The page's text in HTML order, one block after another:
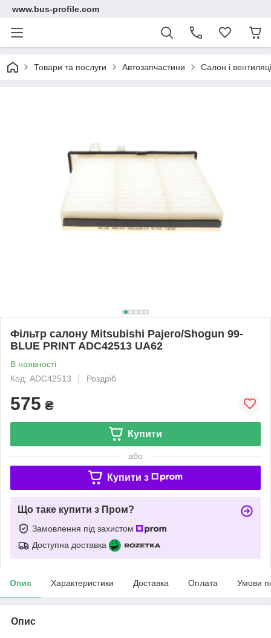
www.bus-profile.com
Товари та послуги Автозапчастини Салон і
Фільтр салону Mitsubishi Pajero/Shogun 99-
BLUE PRINT ADC42513 UA62
В наявності
Код: ADC42513
Роздріб
575 ₴
Купити
або
Купити з
Що таке купити з Пром?
Замовлення під захистом
Доступна доставка
Опис Характеристики Доставка Оплата Умови
Опис